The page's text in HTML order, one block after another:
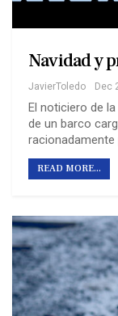
Navidad y
JavierToledo Dec
El noticiero de
de un barco
READ MORE...